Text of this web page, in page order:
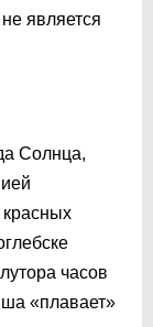
является
Солнца,
красных
часов
«плавает»